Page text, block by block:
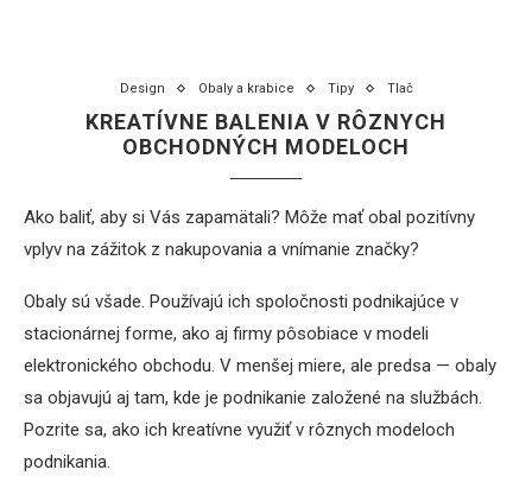
Design Obaly a krabice Tipy Tlač
KREATÍVNE BALENIA V RÔZNYCH
OBCHODNÝCH MODELOCH
Ako baliť, aby si Vás zapamätali? Môže mať obal pozitívny
vplyv na zážitok z nakupovania a vnímanie značky?
Obaly sú všade. Používajú ich spoločnosti podnikajúce v
stacionárnej forme, ako aj firmy pôsobiace v modeli
elektronického obchodu. V menšej miere, ale predsa — obaly
sa objavujú aj tam, kde je podnikanie založené na službách.
Pozrite sa, ako ich kreatívne využiť v rôznych modeloch
podnikania.